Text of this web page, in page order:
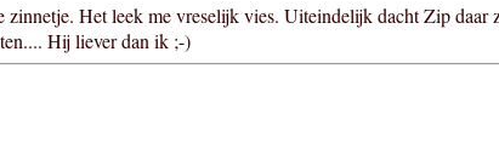
Het leek me vreselijk vies. Uiteindelijk dacht Zip daar
Hij liever dan ik ;-)